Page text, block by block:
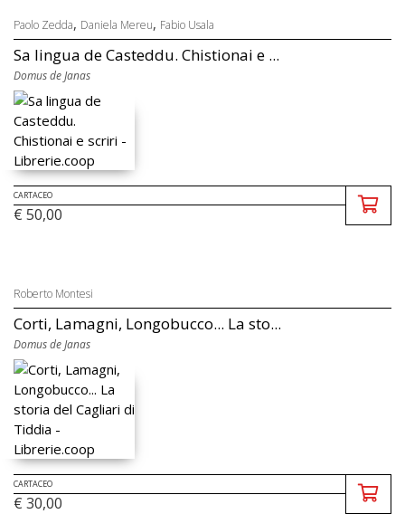
Paolo Zedda, Daniela Mereu, Fabio Usala
Sa lingua de Casteddu. Chistionai e ...
Domus de Janas
CARTACEO
€ 50,00
Roberto Montesi
Corti, Lamagni, Longobucco... La sto...
Domus de Janas
CARTACEO
€ 30,00